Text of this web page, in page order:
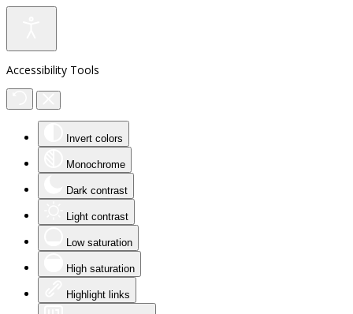
Accessibility Tools
Invert colors
Monochrome
Dark contrast
Light contrast
Low saturation
High saturation
Highlight links